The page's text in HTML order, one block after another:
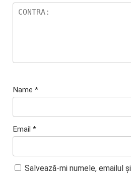
Name *
Email *
Salvează-mi numele, emailul